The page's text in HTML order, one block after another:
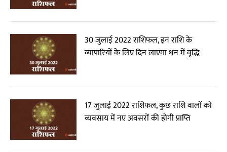
30 जुलाई 2022 राशिफल, इन राशि के
व्यापारियों के लिए दिन लाएगा धन में वृद्धि
17 जुलाई 2022 राशिफल, कुछ राशि वालों को
व्यवसाय में नए अवसरों की होगी प्राप्ति